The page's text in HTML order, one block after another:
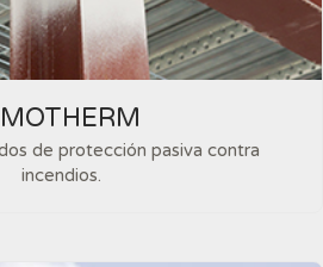
de protección pasiva contra
incendios.